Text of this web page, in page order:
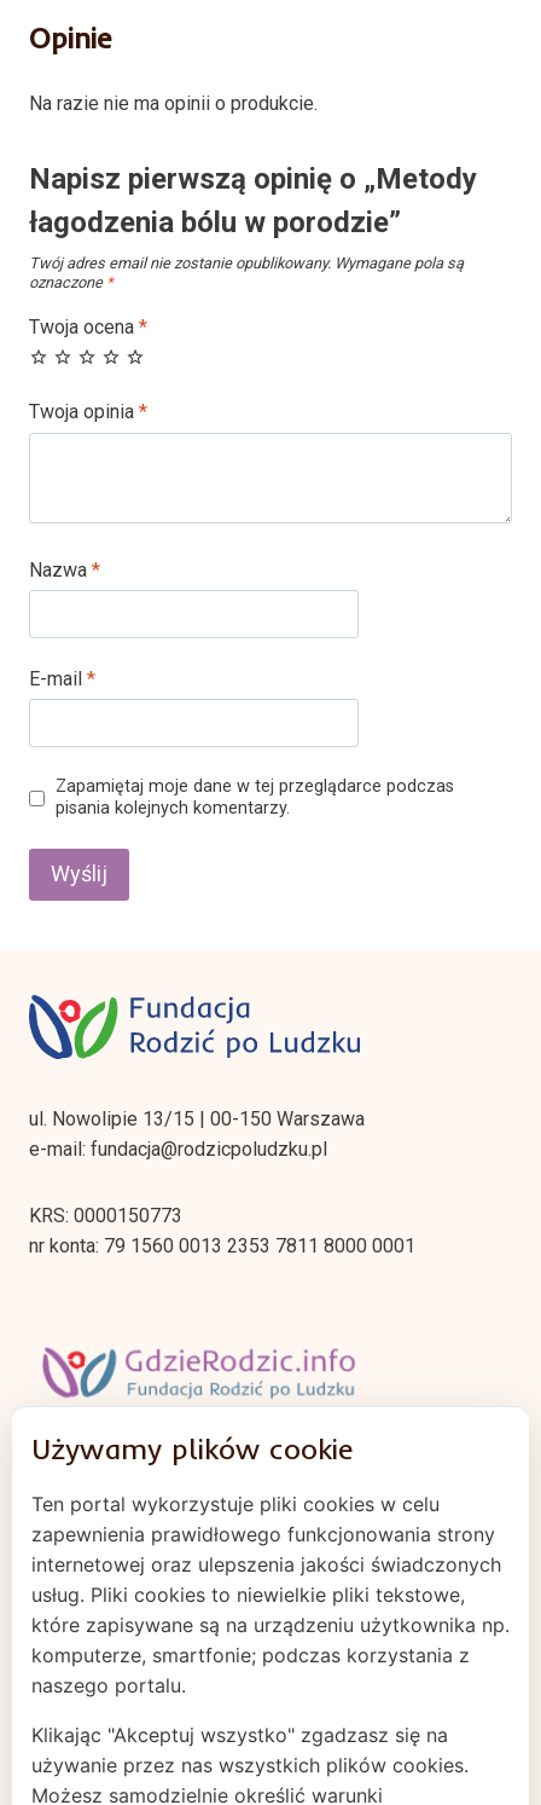
Opinie
Na razie nie ma opinii o produkcie.
Napisz pierwszą opinię o „Metody
łagodzenia bólu w porodzie”
Twój adres email nie zostanie opublikowany. Wymagane pola są
oznaczone *
Twoja ocena *
Twoja opinia *
Nazwa *
E-mail *
Zapamiętaj moje dane w tej przeglądarce podczas
pisania kolejnych komentarzy.
ul. Nowolipie 13/15 | 00-150 Warszawa
e-mail: fundacja@rodzicpoludzku.pl
KRS: 0000150773
nr konta: 79 1560 0013 2353 7811 8000 0001
Polityka prywatności
Cookies
Używamy plików cookie
Ten portal wykorzystuje pliki cookies w celu
zapewnienia prawidłowego funkcjonowania strony
internetowej oraz ulepszenia jakości świadczonych
usług. Pliki cookies to niewielkie pliki tekstowe,
które zapisywane są na urządzeniu użytkownika np.
komputerze, smartfonie; podczas korzystania z
naszego portalu.
Klikając "Akceptuj wszystko" zgadzasz się na
używanie przez nas wszystkich plików cookies.
Możesz samodzielnie określić warunki